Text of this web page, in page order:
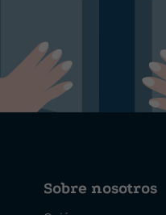
Sobre nosotros